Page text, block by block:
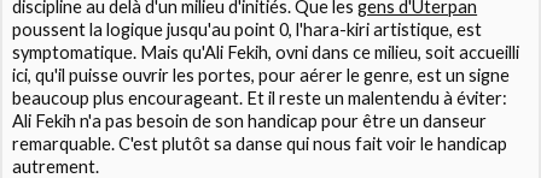
discipline au delà d'un milieu d'initiés. Que lesgens d'Uterpan
poussent la logique jusqu'au point 0, l'hara-kiri artistique, est
symptomatique. Mais qu'Ali Fekih, ovni dans ce milieu, soit accueilli
ici, qu'il puisse ouvrir les portes, pour aérer le genre, est un signe
beaucoup plus encourageant. Et il reste un malentendu à éviter:
Ali Fekih n'a pas besoin de son handicap pour être un danseur
remarquable. C'est plutôt sa danse qui nous fait voir le handicap
autrement.